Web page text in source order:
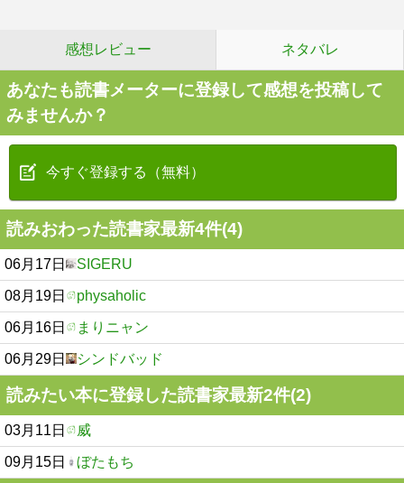
感想レビュー ネタバレ
あなたも読書メーターに登録して感想を投稿して
みませんか？
今すぐ登録する（無料）
読みおわった読書家最新4件(4)
06月17日 SIGERU
08月19日 physaholic
06月16日 まりニャン
06月29日 シンドバッド
読みたい本に登録した読書家最新2件(2)
03月11日 威
09月15日 ぼたもち